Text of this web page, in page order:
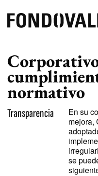
normativo
Transparencia
En su
mejora,
se